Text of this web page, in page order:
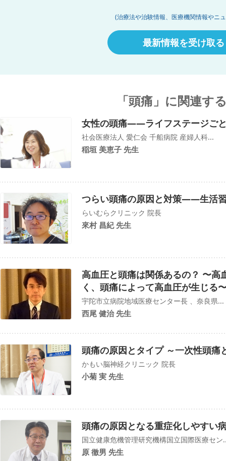
(治療法や治験情報、医療機関情報やニ
最新情報を受け取る
「頭痛」に関連す
女性の頭痛――ライフステージご
社会医療法人 愛仁会 千船病院 産婦人科...
稲垣 美恵子 先生
つらい頭痛の原因と対策――生活
らいむらクリニック 院長
來村 昌紀 先生
高血圧と頭痛は関係あるの？ 〜高
く、頭痛によって高血圧が生じる
宇陀市立病院地域医療センター長 、奈良県...
西尾 健治 先生
頭痛の原因とタイプ ～一次性頭痛
かもい脳神経クリニック 院長
小菊 実 先生
頭痛の原因となる重症化しやすい
国立健康危機管理研究機構国立国際医療セン
原 徹男 先生